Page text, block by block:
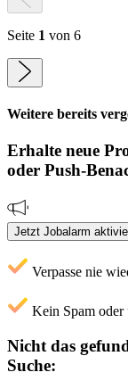
Seite 1 von 6
Weitere bereits
Erhalte neue
oder Push-
Jetzt Jobalarm
Verpasse nie
Kein Spam oder
Nicht das
Suche: